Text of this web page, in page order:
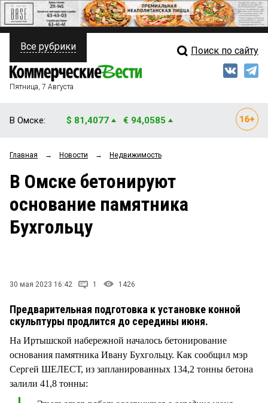
ПОЛИТИКА
ФИНАНСЫ
ОБЩЕСТВО
ЗАКОН
Свежий выпуск
Мнения
Рейтинги
Блоги
Все рубрики Поиск по сайту
Пятница, 7 Августа
В Омске: $ 81,4077 € 94,0585
Главная → Новости → Недвижимость
В Омске бетонируют
основание памятника
Бухгольцу
30 мая 2023 16:42 1 1426
Предварительная подготовка к установке конной
скульптуры продлится до середины июня.
На Иртышской набережной началось бетонирование
основания памятника Ивану Бухгольцу. Как сообщил мэр
Сергей ШЕЛЕСТ, из запланированных 134,2 тонны бетона
залили 41,8 тонны: